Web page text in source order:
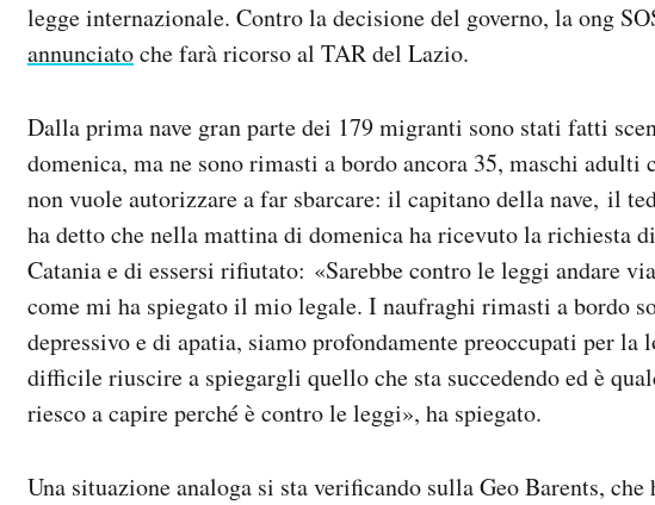
legge internazionale. Contro la decisione del governo, la ong
annunciatoche farà ricorso al TAR del Lazio.
Dalla prima nave gran parte dei 179 migranti sono stati fatti
domenica, ma ne sono rimasti a bordo ancora 35, maschi
non vuole autorizzare a far sbarcare: il capitano della nave, il
ha detto che nella mattina di domenica ha ricevuto la richiesta
Catania e di essersi rifiutato: «Sarebbe contro le leggi andare
come mi ha spiegato il mio legale. I naufraghi rimasti a bordo
depressivo e di apatia, siamo profondamente preoccupati per la
difficile riuscire a spiegargli quello che sta succedendo ed è
riesco a capire perché è contro le leggi», ha spiegato.
Una situazione analoga si sta verificando sulla Geo Barents,